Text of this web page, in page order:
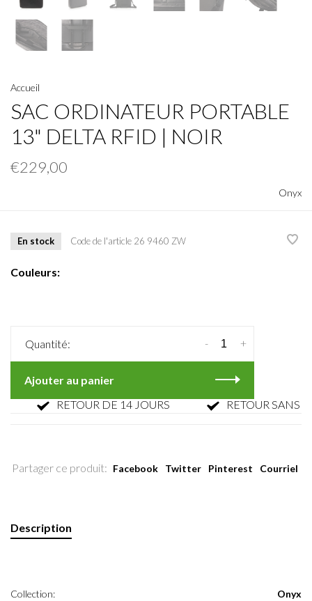
Accueil
SAC ORDINATEUR PORTABLE
13" DELTA RFID | NOIR
€229,00
Onyx
En stock Code de l'article 26 9460 ZW
Couleurs:
Quantité: +
-
Ajouter au panier
RETOUR DE 14 JOURS
RETOUR SANS
Partager ce produit: Facebook Twitter Pinterest Courriel
Description
Collection: Onyx